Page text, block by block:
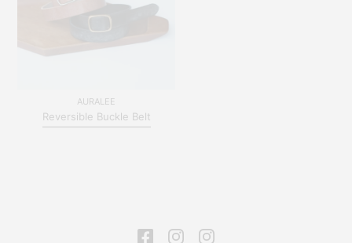
AURALEE
Reversible Buckle Belt